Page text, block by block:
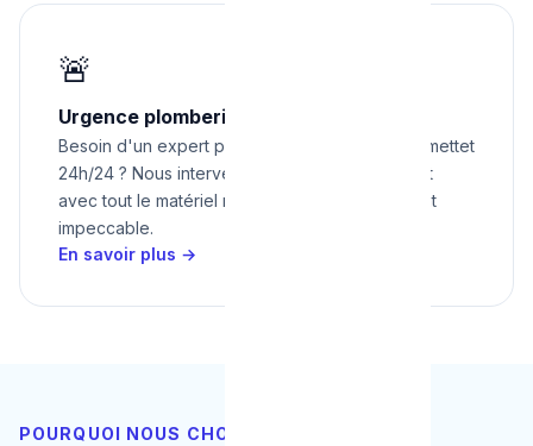
🚨
Urgence plomberie à Mettet 24h/24
Besoin d'un expert pour urgence plomberie à mettet
24h/24 ? Nous intervenons rapidement à Mettet
avec tout le matériel nécessaire pour un résultat
impeccable.
En savoir plus →
POURQUOI NOUS CHOISIR